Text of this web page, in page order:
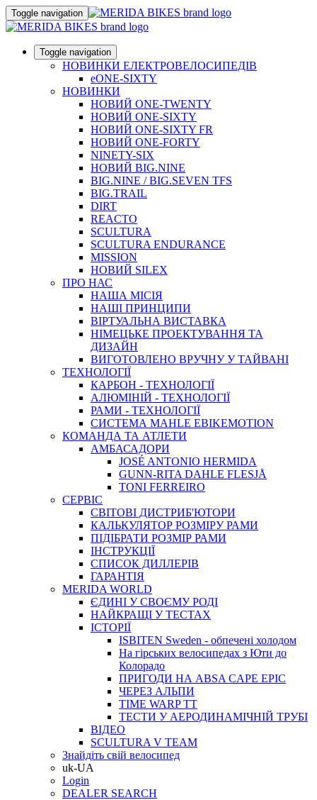
Toggle navigation
Toggle navigation
НОВИНКИ ЕЛЕКТРОВЕЛОСИПЕДІВ
eONE-SIXTY
НОВИНКИ
НОВИЙ ONE-TWENTY
НОВИЙ ONE-SIXTY
НОВИЙ ONE-SIXTY FR
НОВИЙ ONE-FORTY
NINETY-SIX
НОВИЙ BIG.NINE
BIG.NINE / BIG.SEVEN TFS
BIG.TRAIL
DIRT
REACTO
SCULTURA
SCULTURA ENDURANCE
MISSION
НОВИЙ SILEX
ПРО НАС
НАША МICIЯ
НАШI ПРИНЦИПИ
ВIРТУАЛЬНА ВИСТАВКА
НІМЕЦЬКЕ ПРОЕКТУВАННЯ ТА
ДИЗАЙН
ВИГОТОВЛЕНО ВРУЧНУ У ТАЙВАНІ
ТЕХНОЛОГІЇ
КАРБОН - ТЕХНОЛОГІЇ
АЛЮМІНІЙ - ТЕХНОЛОГІЇ
РАМИ - ТЕХНОЛОГІЇ
СИСТЕМА MAHLE EBIKEMOTION
КОМАНДА ТА АТЛЕТИ
АМБАСАДОРИ
JOSÉ ANTONIO HERMIDA
GUNN-RITA DAHLE FLESJÅ
TONI FERREIRO
СЕРВІС
СВІТОВІ ДИСТРИБ'ЮТОРИ
КАЛЬКУЛЯТОР РОЗМIРУ РАМИ
ПІДІБРАТИ РОЗМІР РАМИ
IНСТРУКЦIЇ
СПИСОК ДИЛЛЕРІВ
ГАРАНТIЯ
MERIDA WORLD
ЄДИНI У СВОЄМУ РОДI
НАЙКРАЩІ У ТЕСТАХ
ІСТОРІЇ
ISBITEN Sweden - обпечені холодом
На гірських велосипедах з Юти до
Колорадо
ПРИГОДИ НА ABSA CAPE EPIC
ЧЕРЕЗ АЛЬПИ
TIME WARP TT
ТЕСТИ У АЕРОДИНАМІЧНІЙ ТРУБІ
ВІДЕО
SCULTURA V TEAM
Знайдіть свій велосипед
uk-UA
Login
DEALER SEARCH